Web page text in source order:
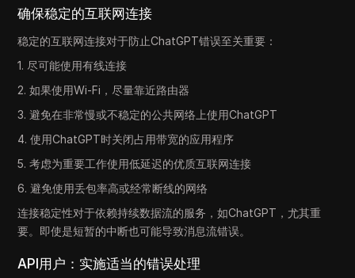
确保稳定的互联网连接
稳定的互联网连接对于防止ChatGPT错误至关重要：
1. 尽可能使用有线连接
2. 如果使用Wi-Fi，尽量靠近路由器
3. 避免在非常慢或不稳定的公共网络上使用ChatGPT
4. 使用ChatGPT时关闭占用带宽的应用程序
5. 考虑为重要工作使用低延迟的优质互联网连接
6. 避免使用丢包率高或经常断线的网络
连接稳定性对于依赖持续数据流的服务，如ChatGPT，尤其重
要。即使是短暂的中断也可能导致消息流错误。
API用户：实施适当的错误处理